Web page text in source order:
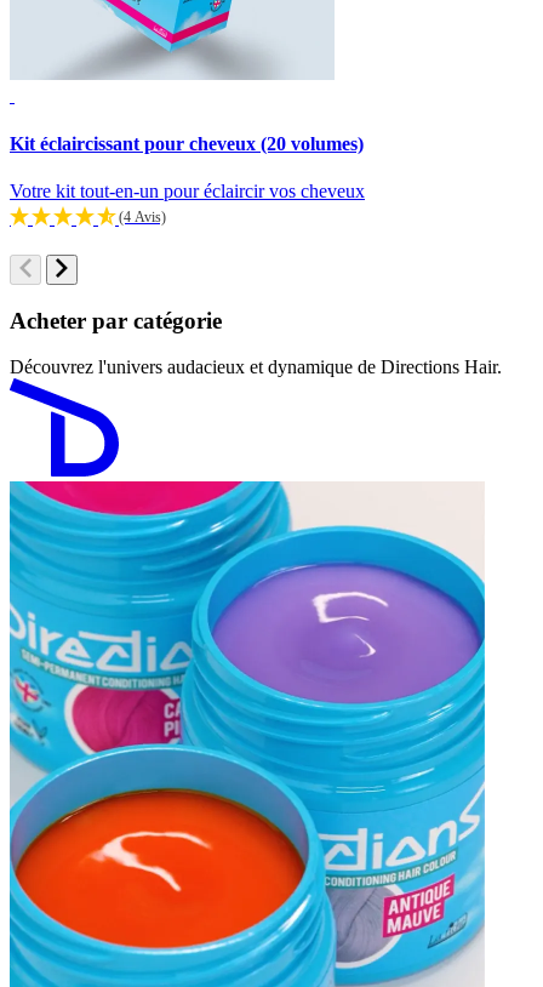
Kit éclaircissant pour cheveux (20 volumes)
Votre kit tout-en-un pour éclaircir vos cheveux
(4 Avis)
Acheter par catégorie
Découvrez l'univers audacieux et dynamique de Directions Hair.